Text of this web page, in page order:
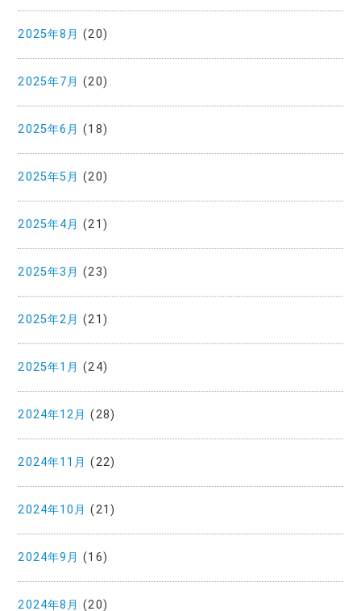
2025年8月 (20)
2025年7月 (20)
2025年6月 (18)
2025年5月 (20)
2025年4月 (21)
2025年3月 (23)
2025年2月 (21)
2025年1月 (24)
2024年12月 (28)
2024年11月 (22)
2024年10月 (21)
2024年9月 (16)
2024年8月 (20)